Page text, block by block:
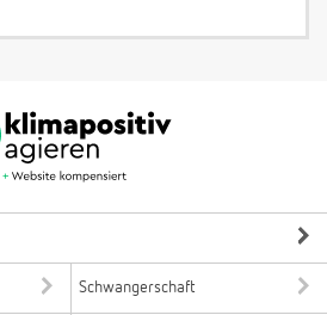
Schwangerschaft